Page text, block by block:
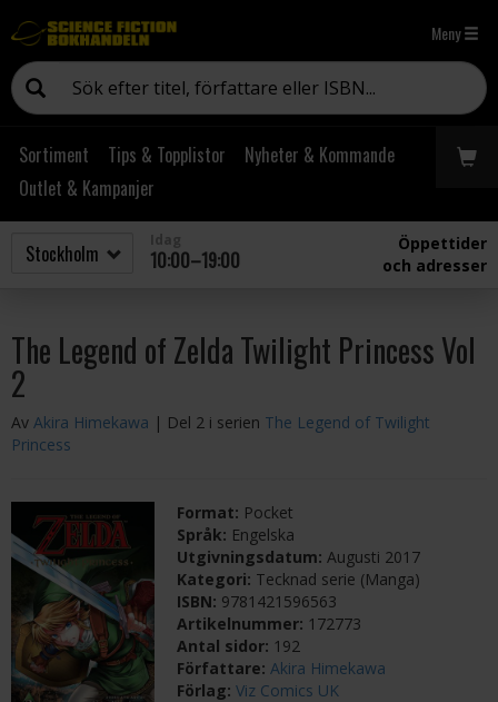
Meny
Sortiment Tips & Topplistor
Nyheter & Kommande
Outlet & Kampanjer
10:00–19:00
Öppettider
och adresser
The Legend of Zelda Twilight Princess Vol
2
Av Akira Himekawa | Del 2 i serien The Legend of Twilight
Princess
Format: Pocket
Språk: Engelska
Utgivningsdatum:Augusti 2017
Kategori: Tecknad serie (Manga)
ISBN: 9781421596563
Artikelnummer: 172773
Antal sidor: 192
Författare:Akira Himekawa
Förlag:Viz Comics UK